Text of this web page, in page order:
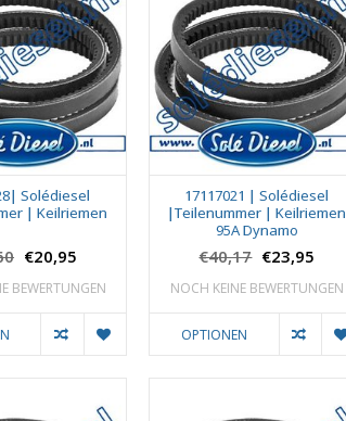
Solédiesel
| Keilriemen
€20,95
BEWERTUNGEN
17117021 | Solédiesel
|Teilenummer | Keilriemen
95A Dynamo
€40,17 €23,95
NOCH KEINE BEWERTUNGEN
OPTIONEN